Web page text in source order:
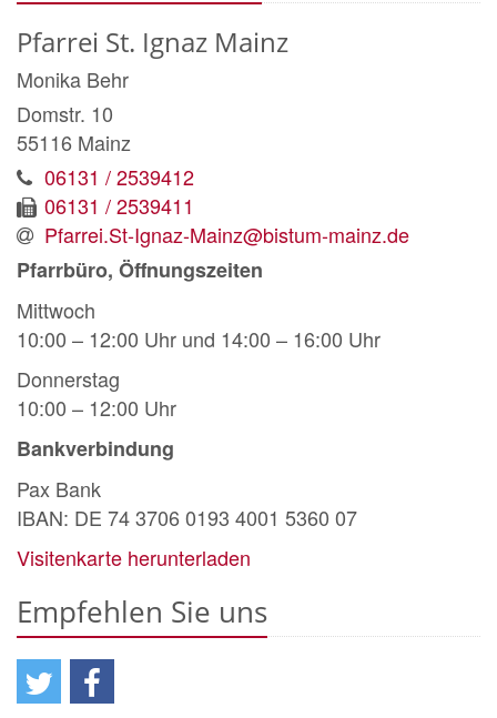
Pfarrei St. Ignaz Mainz
Monika Behr
Domstr. 10
55116 Mainz
06131 / 2539412
06131 / 2539411
Pfarrei.St-Ignaz-Mainz@bistum-mainz.de
Pfarrbüro, Öffnungszeiten
Mittwoch
10:00 – 12:00 Uhr und 14:00 – 16:00 Uhr
Donnerstag
10:00 – 12:00 Uhr
Bankverbindung
Pax Bank
IBAN: DE 74 3706 0193 4001 5360 07
Visitenkarte herunterladen
Empfehlen Sie uns